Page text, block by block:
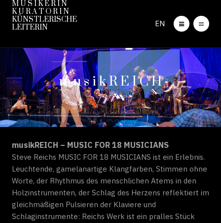
M U S I K E R I N
K U R A T O R I N
KÜNSTLERISCHE
LEITERIN
EN
m u s i k R E I C H
musikREICH – MUSIC FOR 18 MUSICIANS
Steve Reichs MUSIC FOR 18 MUSICIANS ist ein Erlebnis.
Leuchtende, gamelanartige Klangfarben, Stimmen ohne
Worte, der Rhythmus des menschlichen Atems in den
Holzinstrumenten, der Schlag des Herzens reflektiert im
gleichmäßigen Pulsieren der Klaviere und
Schlaginstrumente: Reichs Werk ist ein pralles Stück